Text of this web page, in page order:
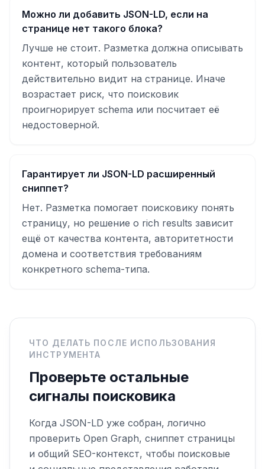
Можно ли добавить JSON-LD, если на
странице нет такого блока?
Лучше не стоит. Разметка должна описывать
контент, который пользователь
действительно видит на странице. Иначе
возрастает риск, что поисковик
проигнорирует schema или посчитает её
недостоверной.
Гарантирует ли JSON-LD расширенный
сниппет?
Нет. Разметка помогает поисковику понять
страницу, но решение о rich results зависит
ещё от качества контента, авторитетности
домена и соответствия требованиям
конкретного schema-типа.
ЧТО ДЕЛАТЬ ПОСЛЕ ИСПОЛЬЗОВАНИЯ
ИНСТРУМЕНТА
Проверьте остальные
сигналы поисковика
Когда JSON-LD уже собран, логично
проверить Open Graph, сниппет страницы
и общий SEO-контекст, чтобы поисковые